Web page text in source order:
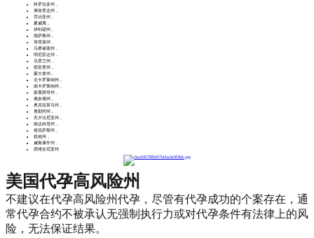
科罗拉多州，
弗洛里达州，
乔治亚州，
夏威夷，
伊利诺州，
堪萨斯州，
肯塔基州，
马赛诸塞州，
明尼苏达州，
马里兰州，
密苏里州，
蒙大拿州，
北卡罗莱纳州，
南卡罗莱纳州，
新墨西哥州，
俄亥俄州，
奥克拉荷马州，
奥勒冈州，
宾夕法尼亚州，
南达科塔州，
德克萨斯州，
犹他州，
威斯康辛州，
西维吉尼亚州
美国代孕高风险州
不建议在代孕高风险州代孕，尽管有代孕成功的个案存在，通
常代孕合约不被承认无强制执行力或对代孕条件有法律上的风
险，无法保证结果。